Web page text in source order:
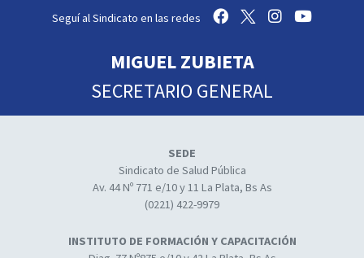
Seguí al Sindicato en las redes
MIGUEL ZUBIETA
SECRETARIO GENERAL
SEDE
Sindicato de Salud Pública
Av. 44 Nº 771 e/10 y 11 La Plata, Bs As
(0221) 422-9979
INSTITUTO DE FORMACIÓN Y CAPACITACIÓN